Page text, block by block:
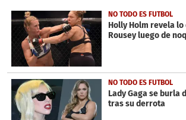
50
seconds
NO TODO ES FUTBOL
Holly Holm revela
Rousey luego de
NO TODO ES FUTBOL
Lady Gaga se burla
tras su derrota